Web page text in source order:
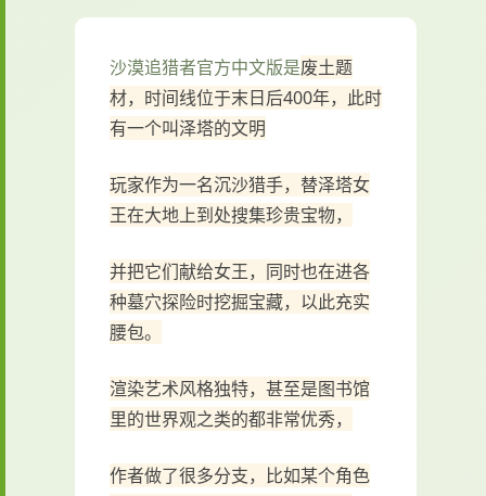
沙漠追猎者官方中文版是废土题
材，时间线位于末日后400年，此时
有一个叫泽塔的文明
玩家作为一名沉沙猎手，替泽塔女
王在大地上到处搜集珍贵宝物，
并把它们献给女王，同时也在进各
种墓穴探险时挖掘宝藏，以此充实
腰包。
渲染艺术风格独特，甚至是图书馆
里的世界观之类的都非常优秀，
作者做了很多分支，比如某个角色